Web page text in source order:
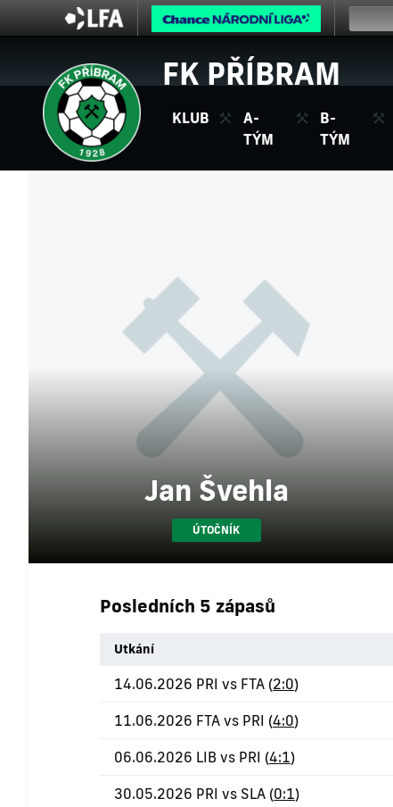
FK PŘÍBRAM
KLUB
A-
TÝM
B-
TÝM
Jan Švehla
ÚTOČNÍK
Posledních 5 zápasů
Utkání
14.06.2026 PRI vs FTA (2:0)
11.06.2026 FTA vs PRI (4:0)
06.06.2026 LIB vs PRI (4:1)
30.05.2026 PRI vs SLA (0:1)